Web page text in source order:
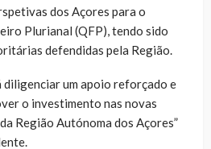
dos Açores para o
Plurianal (QFP), tendo sido
defendidas pela Região.
diligenciar um apoio reforçado e
o investimento nas novas
Região Autónoma dos Açores”